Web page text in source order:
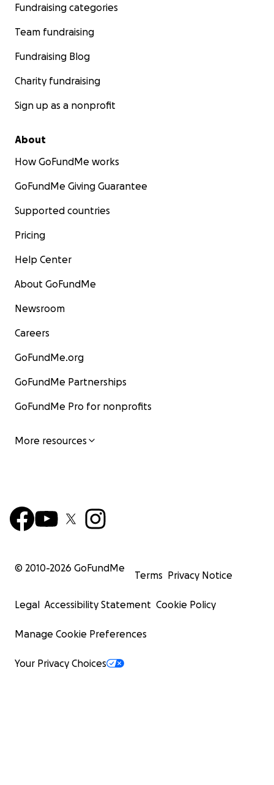
Fundraising categories
Team fundraising
Fundraising Blog
Charity fundraising
Sign up as a nonprofit
About
How GoFundMe works
GoFundMe Giving Guarantee
Supported countries
Pricing
Help Center
About GoFundMe
Newsroom
Careers
GoFundMe.org
GoFundMe Partnerships
GoFundMe Pro for nonprofits
More resources
© 2010-2026 GoFundMe
Terms Privacy Notice
Legal Accessibility Statement Cookie Policy
Manage Cookie Preferences
Your Privacy Choices